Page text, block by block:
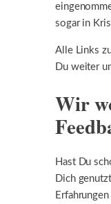
sogar in
Alle Links
Du weiter
Wir
Hast Du
Dich